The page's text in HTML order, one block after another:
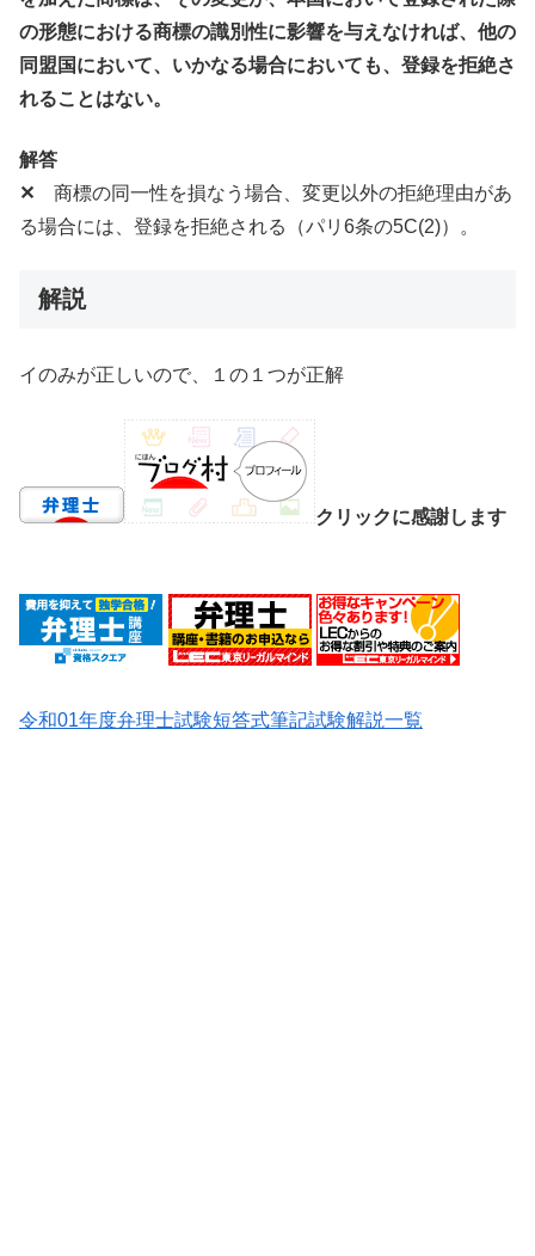
の形態における商標の識別性に影響を与えなければ、他の
同盟国において、いかなる場合においても、登録を拒絶さ
れることはない。
解答
✕ 商標の同一性を損なう場合、変更以外の拒絶理由があ
る場合には、登録を拒絶される（パリ6条の5C(2)）。
解説
イのみが正しいので、１の１つが正解
クリックに感謝します
令和01年度弁理士試験短答式筆記試験解説一覧